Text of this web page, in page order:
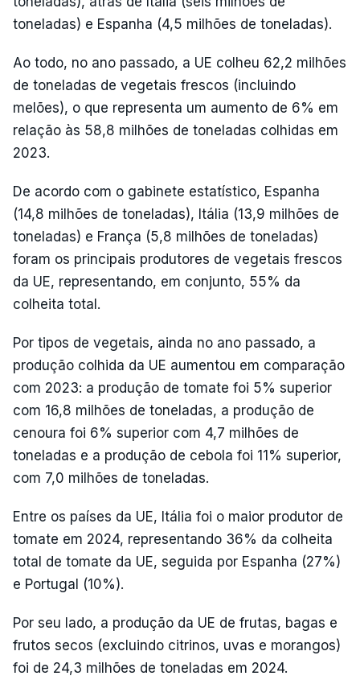
toneladas) e Espanha (4,5 milhões de toneladas).
Ao todo, no ano passado, a UE colheu 62,2 milhões
de toneladas de vegetais frescos (incluindo
melões), o que representa um aumento de 6% em
relação às 58,8 milhões de toneladas colhidas em
2023.
De acordo com o gabinete estatístico, Espanha
(14,8 milhões de toneladas), Itália (13,9 milhões de
toneladas) e França (5,8 milhões de toneladas)
foram os principais produtores de vegetais frescos
da UE, representando, em conjunto, 55% da
colheita total.
Por tipos de vegetais, ainda no ano passado, a
produção colhida da UE aumentou em comparação
com 2023: a produção de tomate foi 5% superior
com 16,8 milhões de toneladas, a produção de
cenoura foi 6% superior com 4,7 milhões de
toneladas e a produção de cebola foi 11% superior,
com 7,0 milhões de toneladas.
Entre os países da UE, Itália foi o maior produtor de
tomate em 2024, representando 36% da colheita
total de tomate da UE, seguida por Espanha (27%)
e Portugal (10%).
Por seu lado, a produção da UE de frutas, bagas e
frutos secos (excluindo citrinos, uvas e morangos)
foi de 24,3 milhões de toneladas em 2024.